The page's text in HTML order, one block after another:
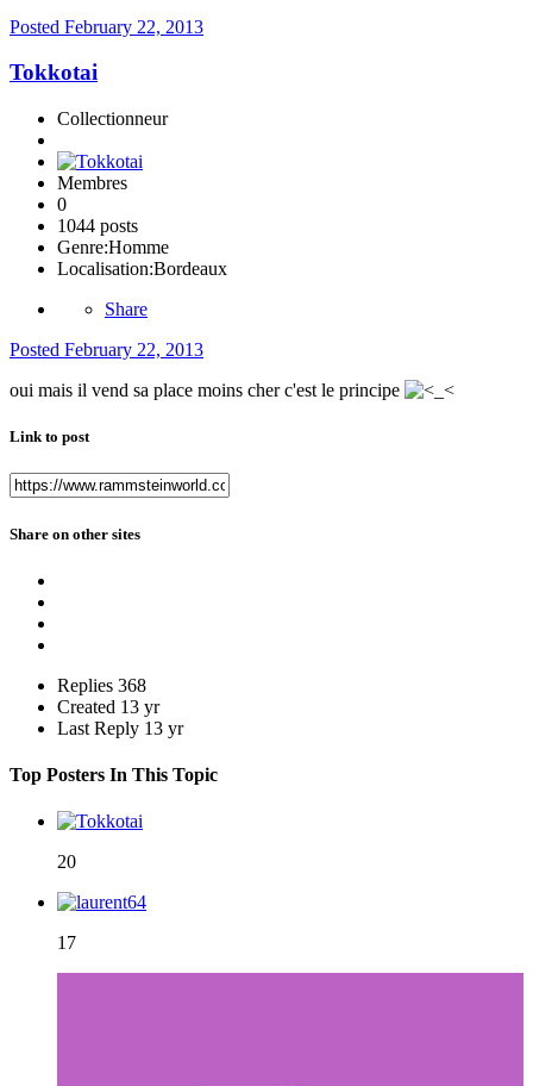
Posted February 22, 2013
Tokkotai
Collectionneur
Membres
0
1044 posts
Genre:Homme
Localisation:Bordeaux
Share
Posted February 22, 2013
oui mais il vend sa place moins cher c'est le principe
Link to post
Share on other sites
Replies 368
Created 13 yr
Last Reply 13 yr
Top Posters In This Topic
20
17